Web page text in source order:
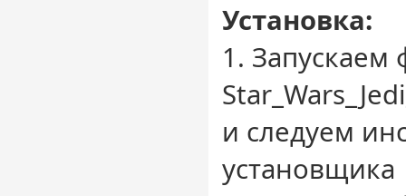
Установка:
1. Запускаем
и следуем
установщика